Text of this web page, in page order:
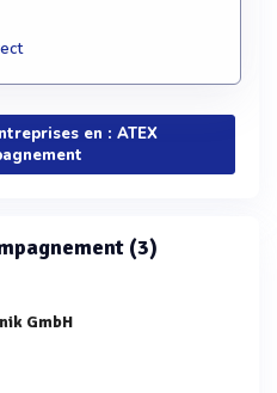
en : ATEX
(3)
GmbH